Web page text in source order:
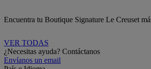
Encuentra tu Boutique Signature Le Creuset
VER TODAS
¿Necesitas ayuda? Contáctanos
Envíanos un email